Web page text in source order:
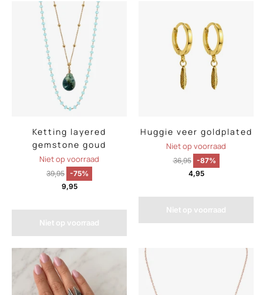
Ketting layered
gemstone goud
Niet op voorraad
39,95 -75%
9,95
Niet op voorraad
Huggie veer goldplated
Niet op voorraad
36,95
-87%
4,95
Niet op voorraad